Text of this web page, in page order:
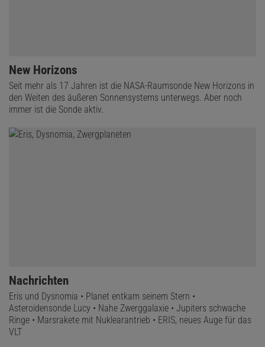
New Horizons
Seit mehr als 17 Jahren ist die NASA-Raumsonde New Horizons in
den Weiten des äußeren Sonnensystems unterwegs. Aber noch
immer ist die Sonde aktiv.
Nachrichten
Eris und Dysnomia • Planet entkam seinem Stern •
Asteroidensonde Lucy • Nahe Zwerggalaxie • Jupiters schwache
Ringe • Marsrakete mit Nuklearantrieb • ERIS, neues Auge für das
VLT